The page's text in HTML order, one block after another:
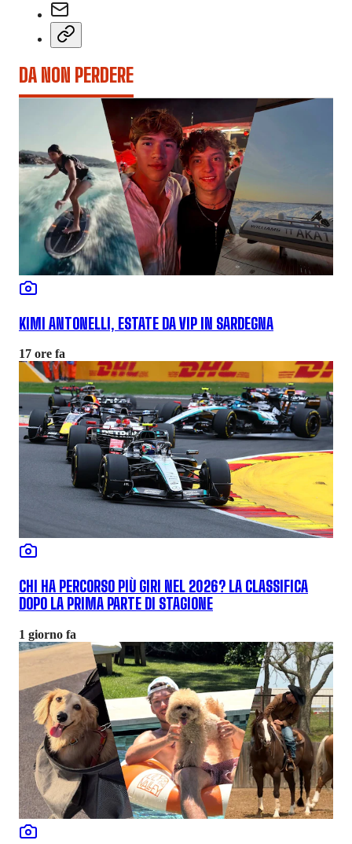
DA NON PERDERE
KIMI ANTONELLI, ESTATE DA VIP IN SARDEGNA
17 ore fa
CHI HA PERCORSO PIÙ GIRI NEL 2026? LA CLASSIFICA
DOPO LA PRIMA PARTE DI STAGIONE
1 giorno fa